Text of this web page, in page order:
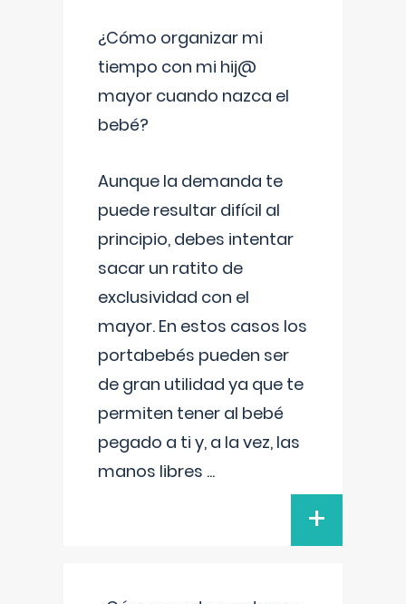
¿Cómo organizar mi
tiempo con mi hij@
mayor cuando nazca el
bebé?
Aunque la demanda te
puede resultar difícil al
principio, debes intentar
sacar un ratito de
exclusividad con el
mayor. En estos casos los
portabebés pueden ser
de gran utilidad ya que te
permiten tener al bebé
pegado a ti y, a la vez, las
manos libres ...
+